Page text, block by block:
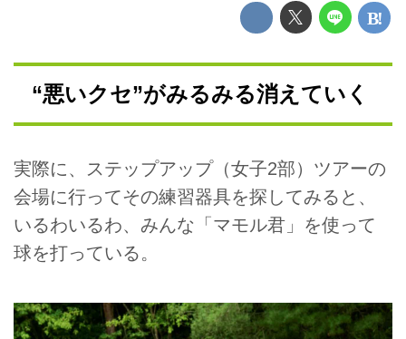
“悪いクセ”がみるみる消えていく
実際に、ステップアップ（女子2部）ツアーの
会場に行ってその練習器具を探してみると、
いるわいるわ、みんな「マモル君」を使って
球を打っている。